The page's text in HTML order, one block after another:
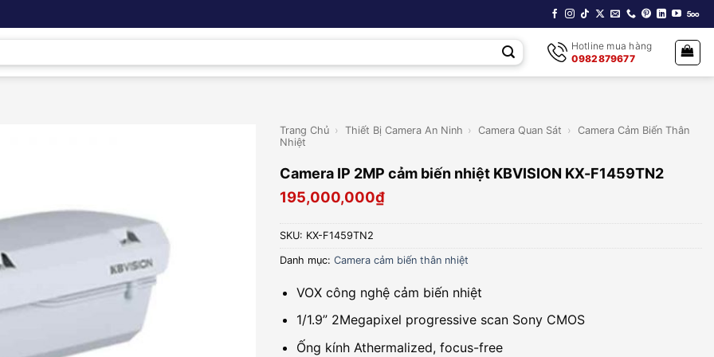
Hotline mua hàng
0982879677
Trang Chủ › Thiết Bị Camera An Ninh › Camera Quan Sát › Camera Cảm Biến Thân
Nhiệt
Camera IP 2MP cảm biến nhiệt KBVISION KX-F1459TN2
195,000,000₫
SKU: KX-F1459TN2
Danh mục: Camera cảm biến thân nhiệt
VOX công nghệ cảm biến nhiệt
1/1.9” 2Megapixel progressive scan Sony CMOS
Ống kính Athermalized, focus-free